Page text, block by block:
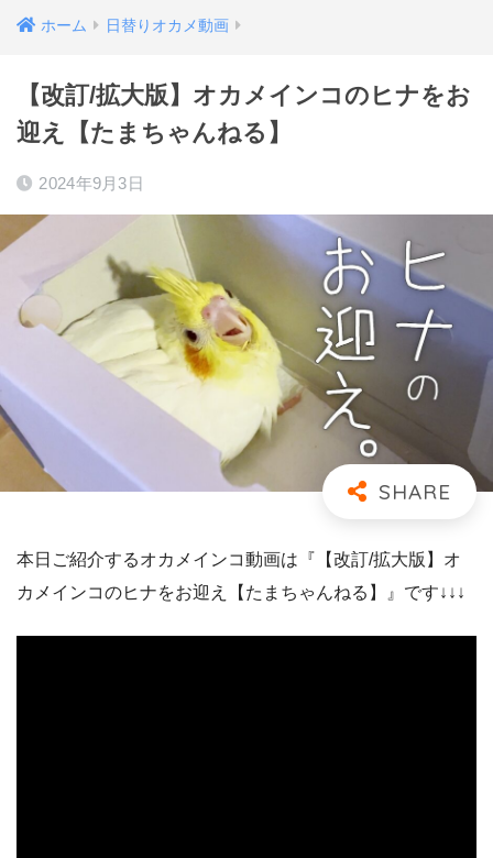
ホーム 日替りオカメ動画
【改訂/拡大版】オカメインコのヒナをお
迎え【たまちゃんねる】
2024年9月3日
本日ご紹介するオカメインコ動画は『【改訂/拡大版】オ
カメインコのヒナをお迎え【たまちゃんねる】』です↓↓↓